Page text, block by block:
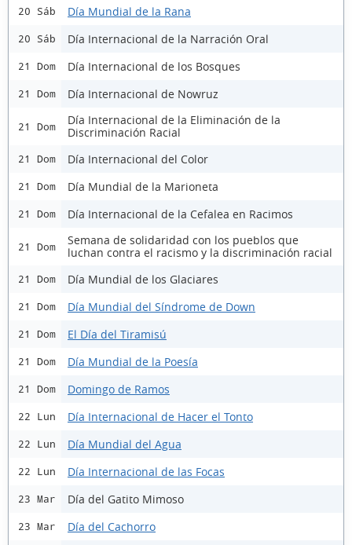
20 Sáb Día Mundial de la Rana
20 Sáb Día Internacional de la Narración Oral
21 Dom Día Internacional de los Bosques
21 Dom Día Internacional de Nowruz
21 Dom
Día Internacional de la Eliminación de la
Discriminación Racial
21 Dom Día Internacional del Color
21 Dom Día Mundial de la Marioneta
21 Dom Día Internacional de la Cefalea en Racimos
21 Dom
Semana de solidaridad con los pueblos que
luchan contra el racismo y la discriminación racial
21 Dom Día Mundial de los Glaciares
21 Dom Día Mundial del Síndrome de Down
21 Dom El Día del Tiramisú
21 Dom Día Mundial de la Poesía
21 Dom Domingo de Ramos
22 Lun Día Internacional de Hacer el Tonto
22 Lun Día Mundial del Agua
22 Lun Día Internacional de las Focas
23 Mar Día del Gatito Mimoso
23 Mar Día del Cachorro